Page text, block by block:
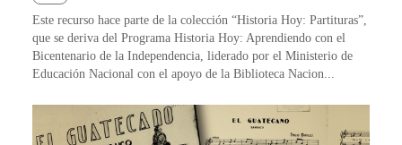
Este recurso hace parte de la colección “Historia Hoy: Partituras”,
que se deriva del Programa Historia Hoy: Aprendiendo con el
Bicentenario de la Independencia, liderado por el Ministerio de
Educación Nacional con el apoyo de la Biblioteca Nacion...